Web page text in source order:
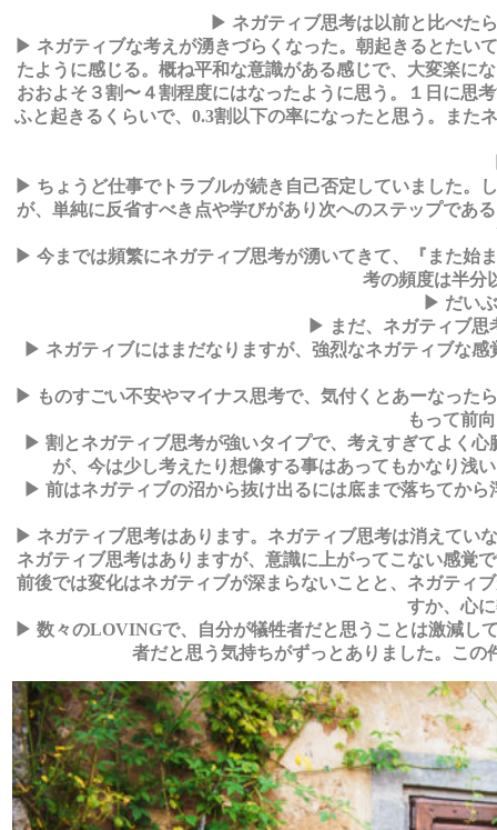
▶ ネガティブ思考は以前と比べた
▶ ネガティブな考えが湧きづらくなった。朝起きるとたい
たように感じる。概ね平和な意識がある感じで、大変楽に
おおよそ３割〜４割程度にはなったように思う。１日に思
ふと起きるくらいで、0.3割以下の率になったと思う。また
▶ ちょうど仕事でトラブルが続き自己否定していました。
が、単純に反省すべき点や学びがあり次へのステップであ
▶ 今までは頻繁にネガティブ思考が湧いてきて、『また始
考の頻度は半分
▶ だい
▶ まだ、ネガティブ思
▶ ネガティブにはまだなりますが、強烈なネガティブな
▶ ものすごい不安やマイナス思考で、気付くとあーなった
もって前
▶ 割とネガティブ思考が強いタイプで、考えすぎてよく
が、今は少し考えたり想像する事はあってもかなり浅
▶ 前はネガティブの沼から抜け出るには底まで落ちてか
▶ ネガティブ思考はあります。ネガティブ思考は消えてい
ネガティブ思考はありますが、意識に上がってこない感覚
前後では変化はネガティブが深まらないことと、ネガティ
すか、心
▶ 数々のLOVINGで、自分が犠牲者だと思うことは激減し
者だと思う気持ちがずっとありました。こ